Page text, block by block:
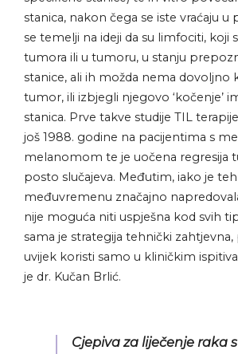
stanica, nakon čega se iste vraćaju u
se temelji na ideji da su limfociti, koji
tumora ili u tumoru, u stanju
stanice, ali ih možda nema dovoljno
tumor, ili izbjegli njegovo ‘kočenje’
stanica. Prve takve studije TIL
još 1988. godine na pacijentima s
melanomom te je uočena regresija
posto slučajeva. Međutim, iako je
međuvremenu značajno
nije moguća niti uspješna kod svih
sama je strategija tehnički zahtjevna,
uvijek koristi samo u kliničkim
je dr. Kučan Brlić.
Cjepiva za liječenje raka